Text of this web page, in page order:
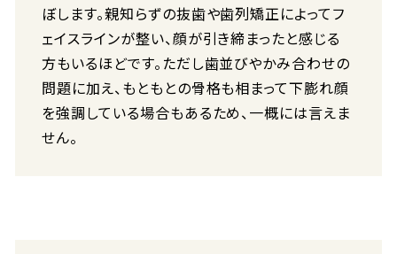
ぼします。親知らずの抜歯や歯列矯正によってフ
ェイスラインが整い、顔が引き締まったと感じる
方もいるほどです。ただし歯並びやかみ合わせの
問題に加え、もともとの骨格も相まって下膨れ顔
を強調している場合もあるため、一概には言えま
せん。